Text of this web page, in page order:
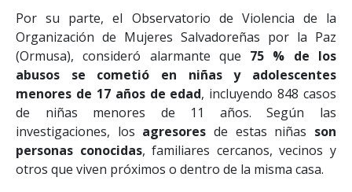
Por su parte, el Observatorio de Violencia de la
Organización de Mujeres Salvadoreñas por la Paz
(Ormusa), consideró alarmante que 75 % de los
abusos se cometió en niñas y adolescentes
menores de 17 años de edad, incluyendo 848 casos
de niñas menores de 11 años. Según las
investigaciones, los agresores de estas niñas son
personas conocidas, familiares cercanos, vecinos y
otros que viven próximos o dentro de la misma casa.